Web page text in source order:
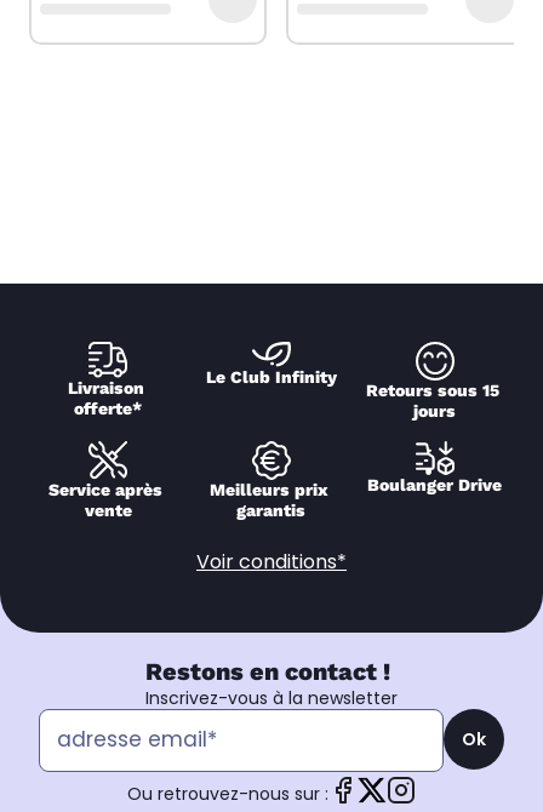
Livraison
offerte*
Le Club Infinity
Retours sous 15
jours
Service après
vente
Meilleurs prix
garantis
Boulanger Drive
Voir conditions*
Restons en contact !
Inscrivez-vous à la newsletter
Ok
Ou retrouvez-nous sur :